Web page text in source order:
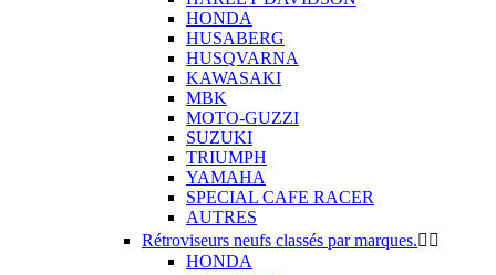
HONDA
HUSABERG
HUSQVARNA
KAWASAKI
MBK
MOTO-GUZZI
SUZUKI
TRIUMPH
YAMAHA
SPECIAL CAFE RACER
AUTRES
Rétroviseurs neufs classés par marques. 
HONDA